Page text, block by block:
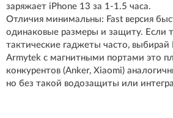
заряжает iPhone 13 за 1-1.5 часа.
Отличия минимальны: Fast версия
одинаковые размеры и защиту. Если
тактические гаджеты часто,
Armytek с магнитными портами это
конкурентов (Anker, Xiaomi)
но без такой водозащиты или